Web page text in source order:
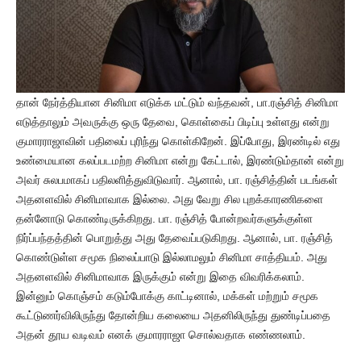
தான் நேர்த்தியான சினிமா எடுக்க மட்டும் வந்தவன், பா.ரஞ்சித் சினிமா
எடுத்தாலும் அவருக்கு ஒரு தேவை, கொள்கைப் பிடிப்பு உள்ளது என்று
குமாரராஜாவின் பதிலைப் புரிந்து கொள்கிறேன். இப்போது, இரண்டில் எது
உண்மையான கலப்படமற்ற சினிமா என்று கேட்டால், இரண்டும்தான் என்று
அவர் சுலபமாகப் பதிலளித்துவிடுவார். ஆனால், பா. ரஞ்சித்தின் படங்கள்
அதனளவில் சினிமாவாக இல்லை. அது வேறு சில புறக்காரணிகளை
தன்னோடு கொண்டிருக்கிறது. பா. ரஞ்சித் போன்றவர்களுக்குள்ள
நிர்ப்பந்தத்தின் பொறுத்து அது தேவைப்படுகிறது. ஆனால், பா. ரஞ்சித்
கொண்டுள்ள சமூக நிலைப்பாடு இல்லாமலும் சினிமா சாத்தியம். அது
அதனளவில் சினிமாவாக இருக்கும் என்று இதை விவரிக்கலாம்.
இன்னும் கொஞ்சம் கடும்போக்கு காட்டினால், மக்கள் மற்றும் சமூக
கூட்டுணர்விலிருந்து தோன்றிய கலையை அதனிலிருந்து துண்டிப்பதை
அதன் தூய வடிவம் எனக் குமாரராஜா சொல்வதாக எண்ணலாம்.